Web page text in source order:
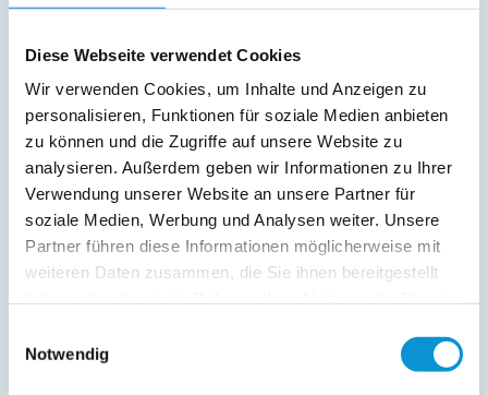
Diese Webseite verwendet Cookies
Wir verwenden Cookies, um Inhalte und Anzeigen zu
personalisieren, Funktionen für soziale Medien anbieten
zu können und die Zugriffe auf unsere Website zu
analysieren. Außerdem geben wir Informationen zu Ihrer
Verwendung unserer Website an unsere Partner für
soziale Medien, Werbung und Analysen weiter. Unsere
Partner führen diese Informationen möglicherweise mit
weiteren Daten zusammen, die Sie ihnen bereitgestellt
Notwendig
Balkon
Service:
Strandkorb am Strand
Verpflegung:
Beschreibung